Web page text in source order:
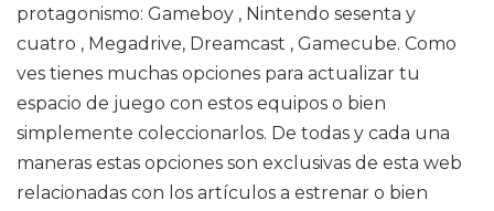
protagonismo: Gameboy , Nintendo sesenta y
cuatro , Megadrive, Dreamcast , Gamecube. Como
ves tienes muchas opciones para actualizar tu
espacio de juego con estos equipos o bien
simplemente coleccionarlos. De todas y cada una
maneras estas opciones son exclusivas de esta web
relacionadas con los artículos a estrenar o bien